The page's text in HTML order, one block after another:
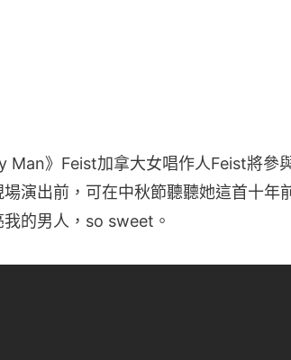
Man》Feist加拿大女唱作人Feist將參
演出前，可在中秋節聽聽她這首十年
的男人，so sweet。